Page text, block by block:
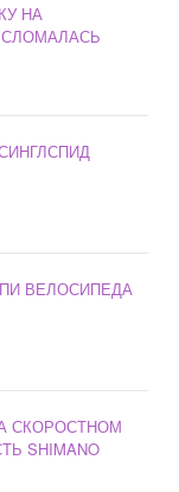
НА
ВЕЛОСИПЕДА
СКОРОСТНОМ
SHIMANO